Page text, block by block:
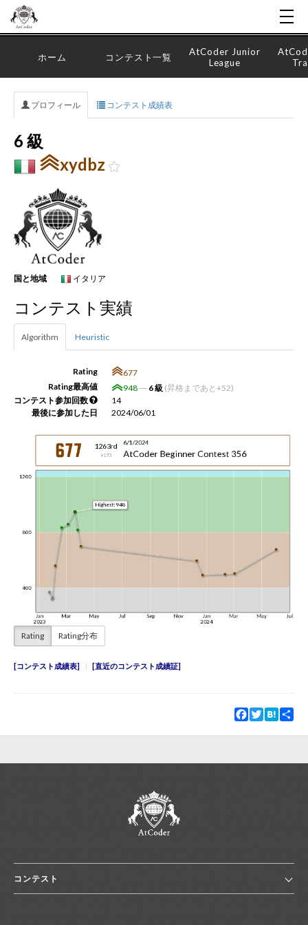
新規登録
ホーム コンテスト一覧
AtCoder Junior
League
プロフィール コンテスト成績表
6 級
xydbz
国と地域 イタリア
コンテスト実績
Algorithm Heuristic
Rating
677
Rating最高値
948― 6 級 (昇格まであと+52)
コンテスト参加回数
14
最後に参加した日
2024/06/01
Rating Rating分布
コンテスト成績表 直近のコンテスト成績証
Facebook
TwitterHatena
コンテスト